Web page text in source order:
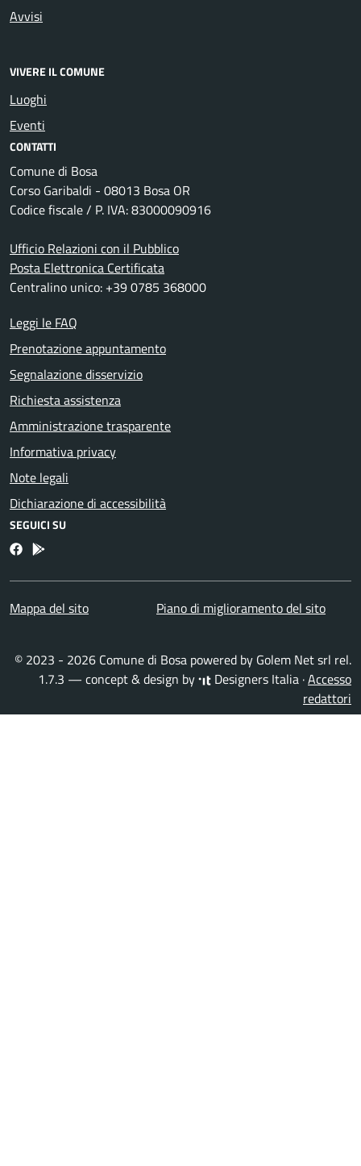
Avvisi
VIVERE IL COMUNE
Luoghi
Eventi
CONTATTI
Comune di Bosa
Corso Garibaldi - 08013 Bosa OR
Codice fiscale / P. IVA: 83000090916
Ufficio Relazioni con il Pubblico
Posta Elettronica Certificata
Centralino unico: +39 0785 368000
Leggi le FAQ
Prenotazione appuntamento
Segnalazione disservizio
Richiesta assistenza
Amministrazione trasparente
Informativa privacy
Note legali
Dichiarazione di accessibilità
SEGUICI SU
FacebookBosa inApp
Mappa del sito Piano di miglioramento del sito
© 2023 - 2026 Comune di Bosa powered by Golem Net srl rel.
1.7.3 — concept & design by
Designers Italia ·Accesso
redattori